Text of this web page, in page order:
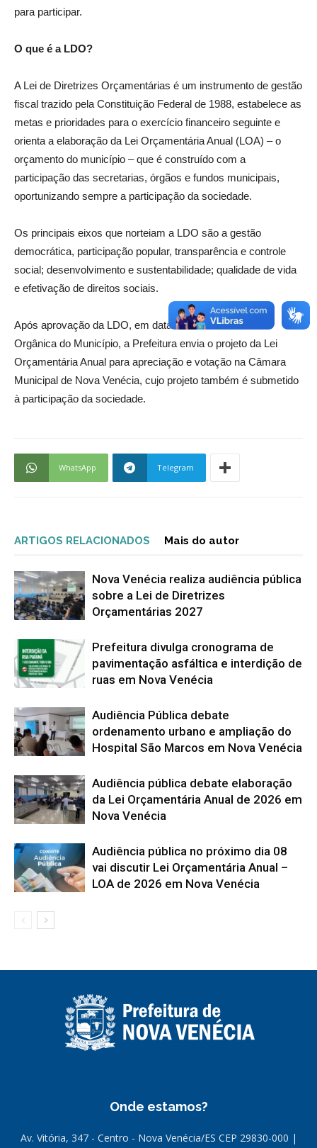
para participar.
O que é a LDO?
A Lei de Diretrizes Orçamentárias é um instrumento de gestão
fiscal trazido pela Constituição Federal de 1988, estabelece as
metas e prioridades para o exercício financeiro seguinte e
orienta a elaboração da Lei Orçamentária Anual (LOA) – o
orçamento do município – que é construído com a
participação das secretarias, órgãos e fundos municipais,
oportunizando sempre a participação da sociedade.
Os principais eixos que norteiam a LDO são a gestão
democrática, participação popular, transparência e controle
social; desenvolvimento e sustentabilidade; qualidade de vida
e efetivação de direitos sociais.
Após aprovação da LDO, em data determinada na Lei
Orgânica do Município, a Prefeitura envia o projeto da Lei
Orçamentária Anual para apreciação e votação na Câmara
Municipal de Nova Venécia, cujo projeto também é submetido
à participação da sociedade.
WhatsApp Telegram
ARTIGOS RELACIONADOS Mais do autor
Nova Venécia realiza audiência pública
sobre a Lei de Diretrizes
Orçamentárias 2027
Prefeitura divulga cronograma de
pavimentação asfáltica e interdição de
ruas em Nova Venécia
Audiência Pública debate
ordenamento urbano e ampliação do
Hospital São Marcos em Nova Venécia
Audiência pública debate elaboração
da Lei Orçamentária Anual de 2026 em
Nova Venécia
Audiência pública no próximo dia 08
vai discutir Lei Orçamentária Anual –
LOA de 2026 em Nova Venécia
Onde estamos?
Av. Vitória, 347 - Centro - Nova Venécia/ES CEP 29830-000 |